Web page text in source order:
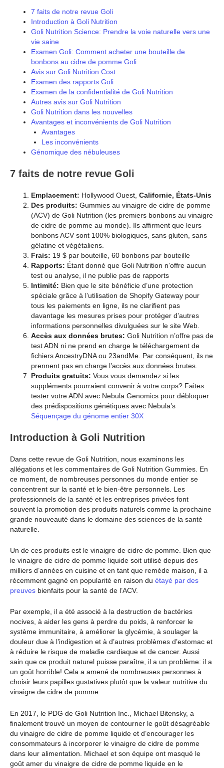
7 faits de notre revue Goli
Introduction à Goli Nutrition
Goli Nutrition Science: Prendre la voie naturelle vers une
vie saine
Examen Goli: Comment acheter une bouteille de
bonbons au cidre de pomme Goli
Avis sur Goli Nutrition Cost
Examen des rapports Goli
Examen de la confidentialité de Goli Nutrition
Autres avis sur Goli Nutrition
Goli Nutrition dans les nouvelles
Avantages et inconvénients de Goli Nutrition
Avantages
Les inconvénients
Génomique des nébuleuses
7 faits de notre revue Goli
Emplacement: Hollywood Ouest, Californie, États-Unis
Des produits: Gummies au vinaigre de cidre de pomme
(ACV) de Goli Nutrition (les premiers bonbons au vinaigre
de cidre de pomme au monde). Ils affirment que leurs
bonbons ACV sont 100% biologiques, sans gluten, sans
gélatine et végétaliens.
Frais: 19 $ par bouteille, 60 bonbons par bouteille
Rapports: Étant donné que Goli Nutrition n’offre aucun
test ou analyse, il ne publie pas de rapports
Intimité: Bien que le site bénéficie d’une protection
spéciale grâce à l’utilisation de Shopify Gateway pour
tous les paiements en ligne, ils ne clarifient pas
davantage les mesures prises pour protéger d’autres
informations personnelles divulguées sur le site Web.
Accès aux données brutes: Goli Nutrition n’offre pas de
test ADN ni ne prend en charge le téléchargement de
fichiers AncestryDNA ou 23andMe. Par conséquent, ils ne
prennent pas en charge l’accès aux données brutes.
Produits gratuits: Vous vous demandez si les
suppléments pourraient convenir à votre corps? Faites
tester votre ADN avec Nebula Genomics pour débloquer
des prédispositions génétiques avec Nebula’s
Séquençage du génome entier 30X
Introduction à Goli Nutrition
Dans cette revue de Goli Nutrition, nous examinons les
allégations et les commentaires de Goli Nutrition Gummies. En
ce moment, de nombreuses personnes du monde entier se
concentrent sur la santé et le bien-être personnels. Les
professionnels de la santé et les entreprises privées font
souvent la promotion des produits naturels comme la prochaine
grande nouveauté dans le domaine des sciences de la santé
naturelle.
Un de ces produits est le vinaigre de cidre de pomme. Bien que
le vinaigre de cidre de pomme liquide soit utilisé depuis des
milliers d’années en cuisine et en tant que remède maison, il a
récemment gagné en popularité en raison du étayé par des
preuves bienfaits pour la santé de l’ACV.
Par exemple, il a été associé à la destruction de bactéries
nocives, à aider les gens à perdre du poids, à renforcer le
système immunitaire, à améliorer la glycémie, à soulager la
douleur due à l’indigestion et à d’autres problèmes d’estomac et
à réduire le risque de maladie cardiaque et de cancer. Aussi
sain que ce produit naturel puisse paraître, il a un problème: il a
un goût horrible! Cela a amené de nombreuses personnes à
choisir leurs papilles gustatives plutôt que la valeur nutritive du
vinaigre de cidre de pomme.
En 2017, le PDG de Goli Nutrition Inc., Michael Bitensky, a
finalement trouvé un moyen de contourner le goût désagréable
du vinaigre de cidre de pomme liquide et d’encourager les
consommateurs à incorporer le vinaigre de cidre de pomme
dans leur alimentation. Michael et son équipe ont masqué le
goût amer du vinaigre de cidre de pomme liquide en le